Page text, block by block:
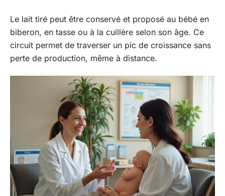
Le lait tiré peut être conservé et proposé au bébé en
biberon, en tasse ou à la cuillère selon son âge. Ce
circuit permet de traverser un pic de croissance sans
perte de production, même à distance.